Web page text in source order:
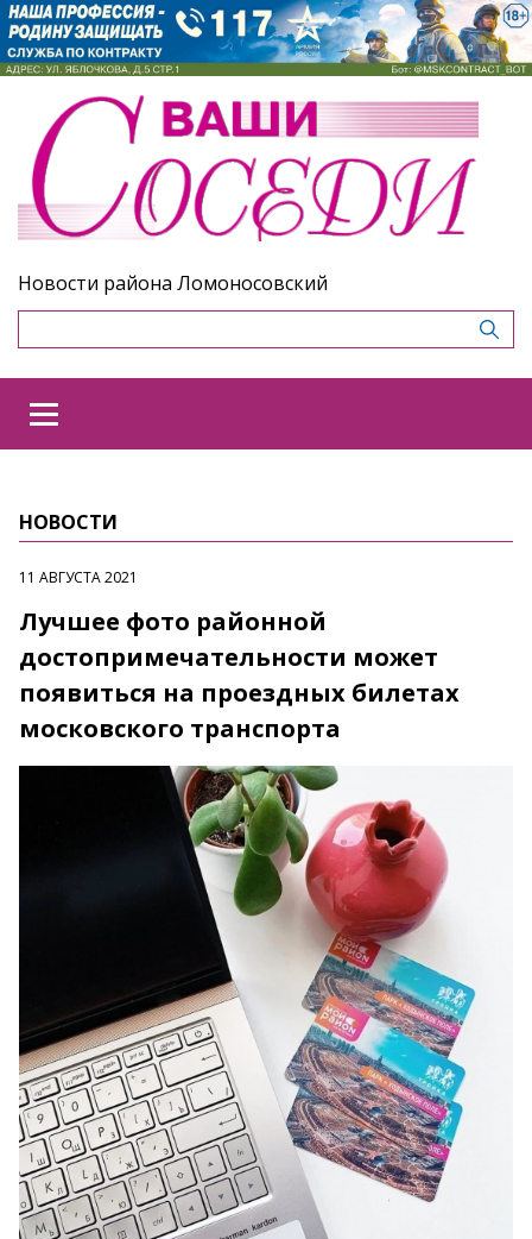
Новости района Ломоносовский
НОВОСТИ
11 АВГУСТА 2021
Лучшее фото районной
достопримечательности может
появиться на проездных билетах
московского транспорта